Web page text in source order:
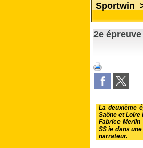
Sportwin
2e
La deuxième
Saône et Loire
Fabrice Merlin
SS ie dans
narrateur.